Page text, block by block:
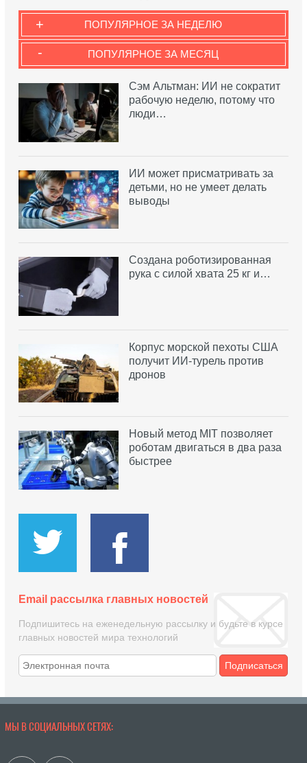
ПОПУЛЯРНОЕ ЗА НЕДЕЛЮ
+
ПОПУЛЯРНОЕ ЗА МЕСЯЦ
-
Сэм Альтман: ИИ не сократит
рабочую неделю, потому что
люди…
ИИ может присматривать за
детьми, но не умеет делать
выводы
Создана роботизированная
рука с силой хвата 25 кг и…
Корпус морской пехоты США
получит ИИ-турель против
дронов
Новый метод MIT позволяет
роботам двигаться в два раза
быстрее
Email рассылка главных новостей
Подпишитесь на еженедельную рассылку и будьте в курсе
главных новостей мира технологий
Подписаться
МЫ В СОЦИАЛЬНЫХ СЕТЯХ: